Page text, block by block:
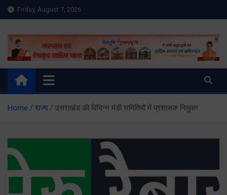
Skip
to
Friday, August 7, 2026
Meru Raibar | Uttarakhand
News | Uttarkashi News
meruraibar.com
Home राज्य उत्तराखंड की विभिन्न मंडी समितियों में प्रशासक नियुक्त